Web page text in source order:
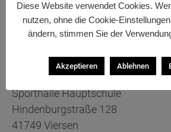
Sporthalle Hauptschule
Hindenburgstraße 128
41749 Viersen
Diese Website verwendet Cookies.
nutzen, ohne die Cookie-
ändern, stimmen Sie der
Akzeptieren Ablehnen